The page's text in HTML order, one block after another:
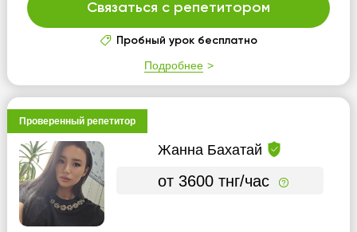
Связаться с репетитором
Пробный урок бесплатно
Подробнее
Проверенный репетитор
Жанна Бахатай
от 3600 тнг/час